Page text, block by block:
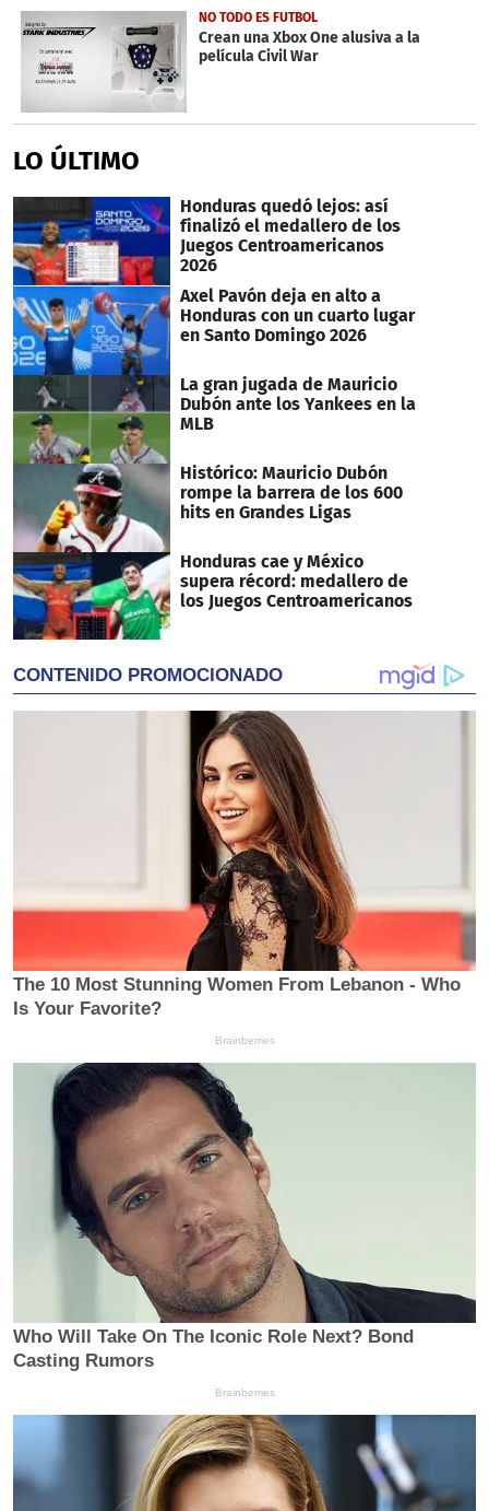
NO TODO ES FUTBOL
Crean una Xbox One alusiva a la
película Civil War
LO ÚLTIMO
Honduras quedó lejos: así
finalizó el medallero de los
Juegos Centroamericanos
2026
Axel Pavón deja en alto a
Honduras con un cuarto lugar
en Santo Domingo 2026
La gran jugada de Mauricio
Dubón ante los Yankees en la
MLB
Histórico: Mauricio Dubón
rompe la barrera de los 600
hits en Grandes Ligas
Honduras cae y México
supera récord: medallero de
los Juegos Centroamericanos